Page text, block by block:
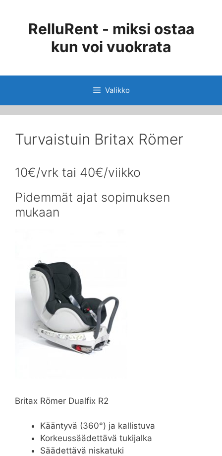
RelluRent - miksi ostaa
kun voi vuokrata
Valikko
Turvaistuin Britax Römer
10€/vrk tai 40€/viikko
Pidemmät ajat sopimuksen
mukaan
Britax Römer Dualfix R2
Kääntyvä (360°) ja kallistuva
Korkeussäädettävä tukijalka
Säädettävä niskatuki